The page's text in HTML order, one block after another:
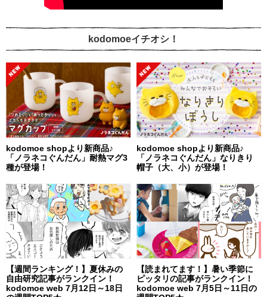
kodomoeイチオシ！
kodomoe shopより新商品♪
「ノラネコぐんだん」耐熱マグ3
種が登場！
kodomoe shopより新商品♪
「ノラネコぐんだん」なりきり
帽子（大、小）が登場！
【週間ランキング！】夏休みの
自由研究記事がランクイン！
kodomoe web 7月12日～18日
【読まれてます！】暑い季節に
ピッタリの記事がランクイン！
kodomoe web 7月5日～11日の